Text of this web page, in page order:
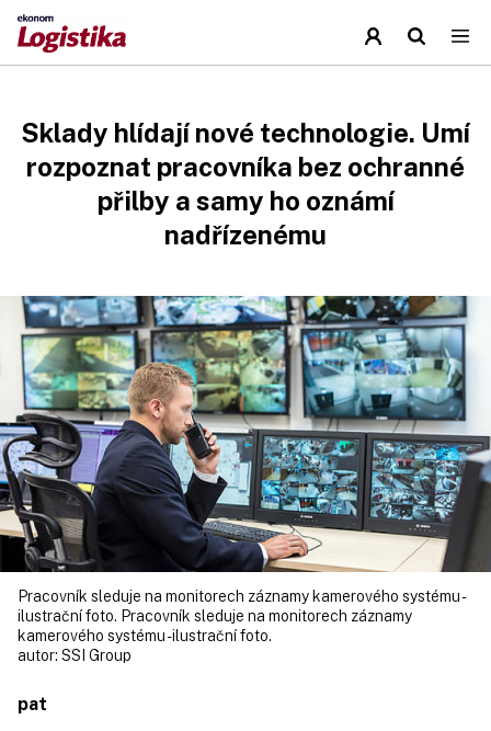
Sklady hlídají nové technologie. Umí
rozpoznat pracovníka bez ochranné
přilby a samy ho oznámí
nadřízenému
Pracovník sleduje na monitorech záznamy kamerového systému -
ilustrační foto. Pracovník sleduje na monitorech záznamy
kamerového systému - ilustrační foto.
autor: SSI Group
pat